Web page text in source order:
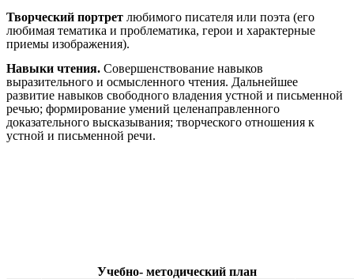
Творческий портрет любимого писателя или поэта (его
любимая тематика и проблематика, герои и характерные
приемы изображения).
Навыки чтения. Совершенствование навыков
выразительного и осмысленного чтения. Дальнейшее
развитие навыков свободного владения устной и письменной
речью; формирование умений целенаправленного
доказательного высказывания; творческого отношения к
устной и письменной речи.
Учебно- методический план